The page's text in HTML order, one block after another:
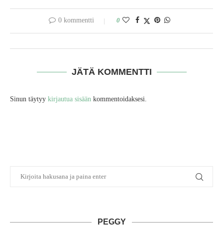
0 kommentti 0
JÄTÄ KOMMENTTI
Sinun täytyy kirjautua sisään kommentoidaksesi.
PEGGY